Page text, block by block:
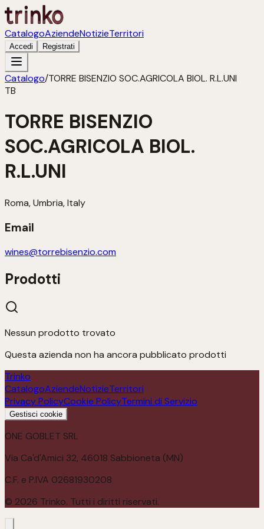
CatalogoAziendeNotizieTerritori
Accedi Registrati
Catalogo/TORRE BISENZIO SOC.AGRICOLA BIOL. R.L.UNI
TB
TORRE BISENZIO
SOC.AGRICOLA BIOL.
R.L.UNI
Roma, Umbria, Italy
Email
wines@torrebisenzio.com
Prodotti
Nessun prodotto trovato
Questa azienda non ha ancora pubblicato prodotti
Trinko
CatalogoAziendeNotizieTerritori
Privacy PolicyCookie PolicyTermini di Servizio
Gestisci cookie
ONE GOBLET SRL
Via Ca'd'Amici 32, 46018 Sabbioneta (MN)
C.F. e P.IVA 02681930208
© 2026 Trinko. Tutti i diritti riservati.